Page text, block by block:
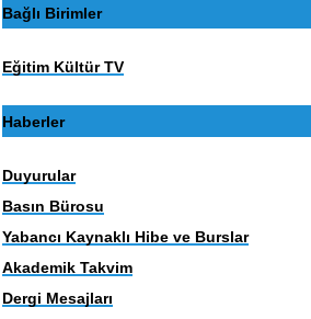
Bağlı Birimler
Eğitim Kültür TV
Haberler
Duyurular
Basın Bürosu
Yabancı Kaynaklı Hibe ve Burslar
Akademik Takvim
Dergi Mesajları